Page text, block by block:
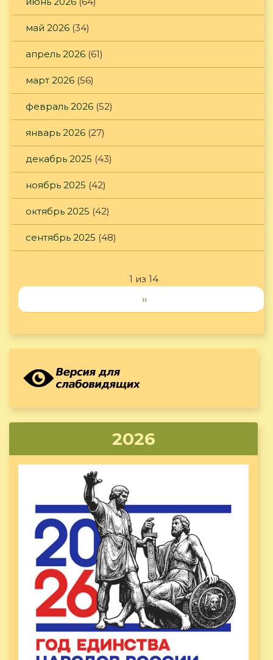
май 2026 (34)
апрель 2026 (61)
март 2026 (56)
февраль 2026 (52)
январь 2026 (27)
декабрь 2025 (43)
ноябрь 2025 (42)
октябрь 2025 (42)
сентябрь 2025 (48)
1 из 14
››
2026